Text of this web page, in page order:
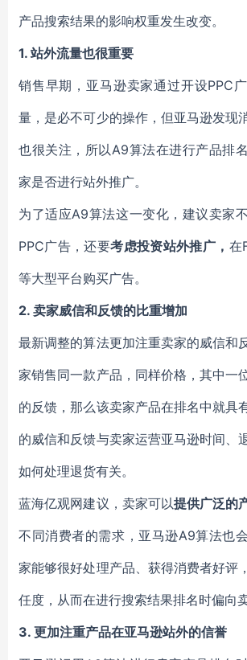
产品搜索结果的影响权重发生改变。
1. 站外流量也很重要
销售早期，亚马逊卖家通过开设PPC
量，是必不可少的操作，但亚马逊发现
也很关注，所以A9算法在进行产品排
家是否进行站外推广。
为了适应A9算法这一变化，建议卖家
PPC广告，还要考虑投资站外推广， 在
等大型平台购买广告。
2. 卖家威信和反馈的比重增加
最新调整的算法更加注重卖家的威信和
家销售同一款产品，同样价格，其中一
的反馈，那么该卖家产品在排名中就具
的威信和反馈与卖家运营亚马逊时间、
如何处理退货有关。
蓝海亿观网建议，卖家可以提供广泛的
不同消费者的需求，亚马逊A9算法也
家能够很好处理产品、获得消费者好评
任度，从而在进行搜索结果排名时偏向
3. 更加注重产品在亚马逊站外的信誉